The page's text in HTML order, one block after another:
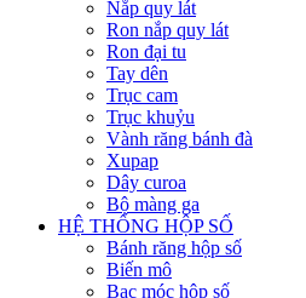
Nắp quy lát
Ron nắp quy lát
Ron đại tu
Tay dên
Trục cam
Trục khuỷu
Vành răng bánh đà
Xupap
Dây curoa
Bộ màng ga
HỆ THỐNG HỘP SỐ
Bánh răng hộp số
Biến mô
Bạc móc hộp số